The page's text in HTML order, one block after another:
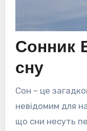
Сонник
сну
Сон – це
невідомим для
що сни несуть